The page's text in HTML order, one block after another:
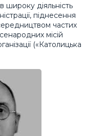
широку діяльність
піднесення
частих
місій
(«Католицька